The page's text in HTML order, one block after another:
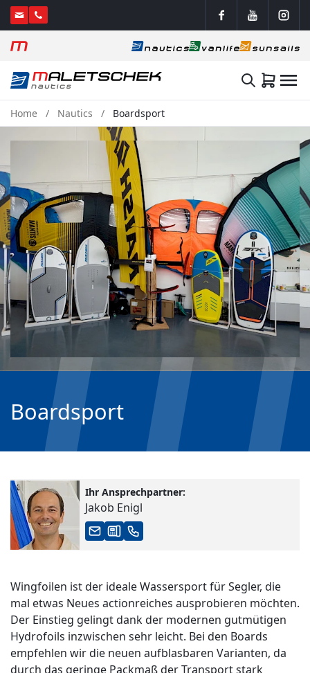
Home Nautics Boardsport
Boardsport
Ihr Ansprechpartner:
Jakob Enigl
Wingfoilen ist der ideale Wassersport für Segler, die
mal etwas Neues actionreiches ausprobieren möchten.
Der Einstieg gelingt dank der modernen gutmütigen
Hydrofoils inzwischen sehr leicht. Bei den Boards
empfehlen wir die neuen aufblasbaren Varianten, da
durch das geringe Packmaß der Transport stark